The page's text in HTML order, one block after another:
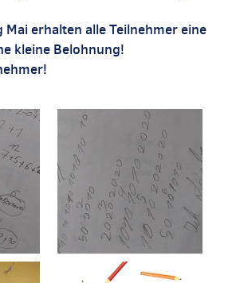
erhalten alle Teilnehmer eine
kleine Belohnung!